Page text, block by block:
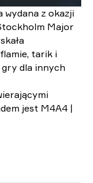
wydana z okazji
Major
tarik i
dla innych
jest M4A4 |